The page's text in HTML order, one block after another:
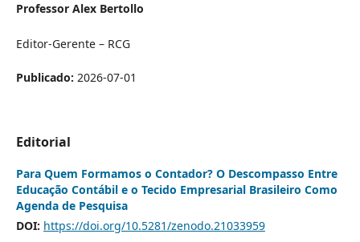
Professor Alex Bertollo
Editor-Gerente – RCG
Publicado: 2026-07-01
Editorial
Para Quem Formamos o Contador? O Descompasso Entre
Educação Contábil e o Tecido Empresarial Brasileiro Como
Agenda de Pesquisa
DOI: https://doi.org/10.5281/zenodo.21033959